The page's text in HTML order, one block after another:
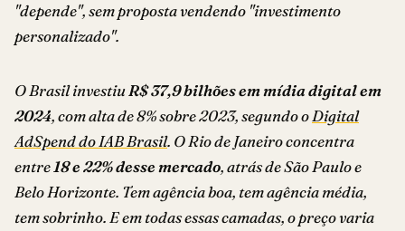
"depende", sem proposta vendendo "investimento
personalizado".
O Brasil investiuR$ 37,9 bilhões em mídia digital em
2024, com alta de 8% sobre 2023, segundo oDigital
AdSpend do IAB Brasil. O Rio de Janeiro concentra
entre 18 e 22% desse mercado, atrás de São Paulo e
Belo Horizonte. Tem agência boa, tem agência média,
tem sobrinho. E em todas essas camadas, o preço varia